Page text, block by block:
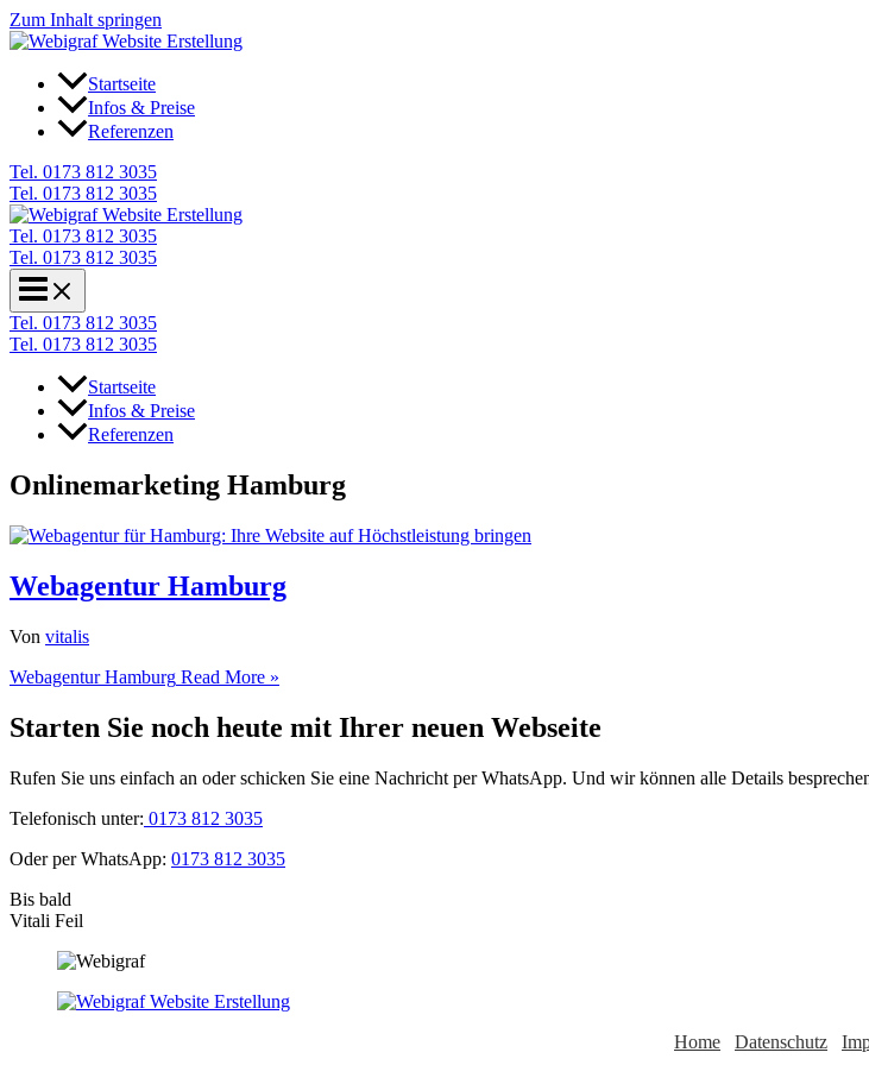
Zum Inhalt springen
Startseite
Infos & Preise
Referenzen
Tel. 0173 812 3035
Tel. 0173 812 3035
Tel. 0173 812 3035
Tel. 0173 812 3035
Tel. 0173 812 3035
Tel. 0173 812 3035
Startseite
Infos & Preise
Referenzen
Onlinemarketing Hamburg
Webagentur Hamburg
Von vitalis
Webagentur Hamburg Read More »
Starten Sie noch heute mit Ihrer neuen Webseite
Rufen Sie uns einfach an oder schicken Sie eine Nachricht per WhatsApp. Und wir können alle Details
Telefonisch unter: 0173 812 3035
Oder per WhatsApp: 0173 812 3035
Bis bald
Vitali Feil
Home Datenschutz